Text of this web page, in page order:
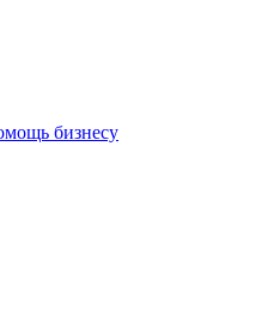
бизнесу